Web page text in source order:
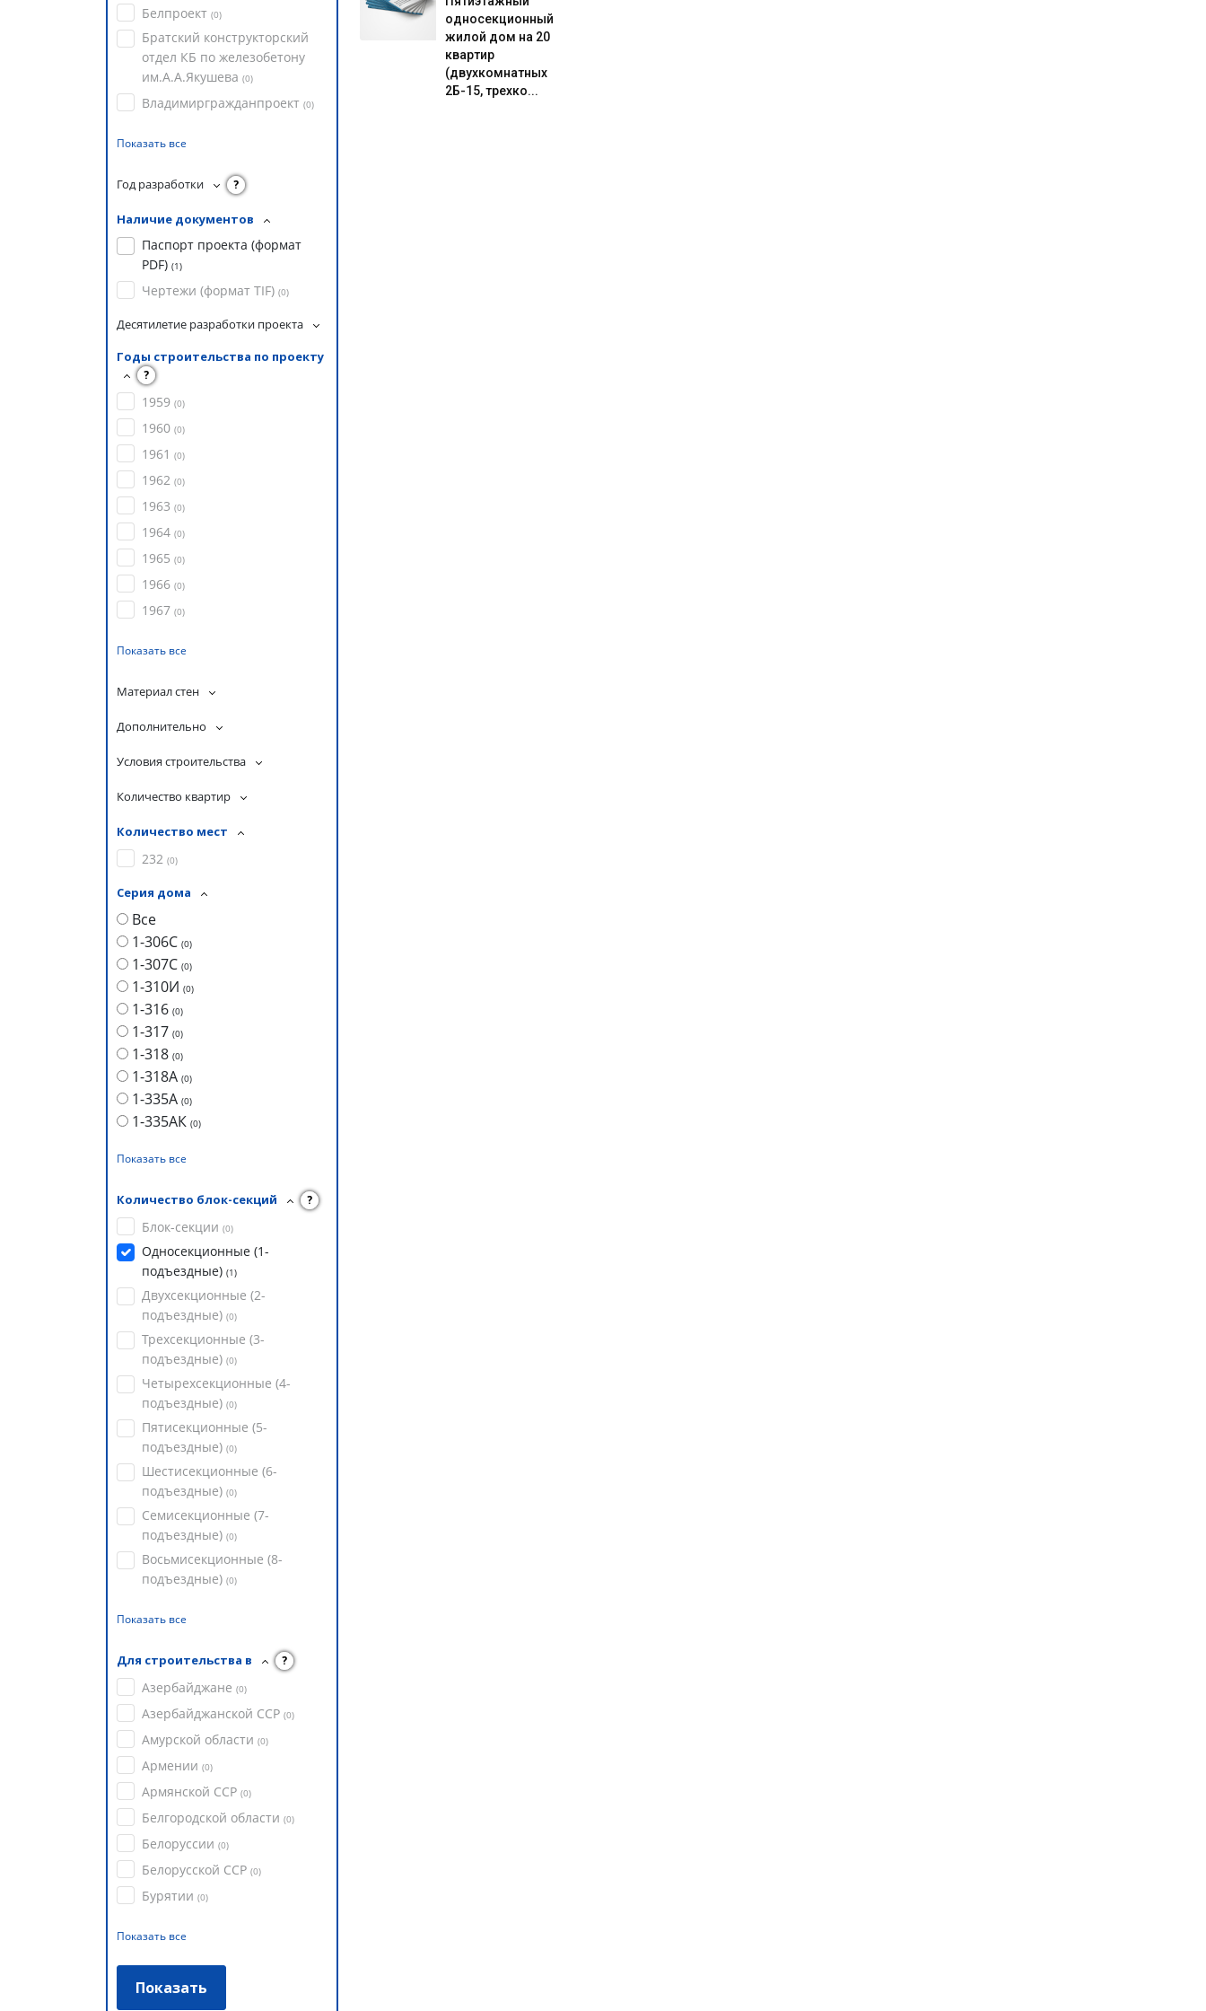
Белпроект (0)
Братский конструкторский
отдел КБ по железобетону
им.А.А.Якушева (0)
Владимиргражданпроект (0)
Показать все
Год разработки ?
Наличие документов
Паспорт проекта (формат
PDF) (1)
Чертежи (формат TIF) (0)
Десятилетие разработки проекта
Годы строительства по проекту
?
1959 (0)
1960 (0)
1961 (0)
1962 (0)
1963 (0)
1964 (0)
1965 (0)
1966 (0)
1967 (0)
Показать все
Материал стен
Дополнительно
Условия строительства
Количество квартир
Количество мест
232 (0)
Серия дома
Все
1-306С (0)
1-307С (0)
1-310И (0)
1-316 (0)
1-317 (0)
1-318 (0)
1-318А (0)
1-335А (0)
1-335АК (0)
Показать все
Количество блок-секций ?
Блок-секции (0)
Односекционные (1-
подъездные) (1)
Двухсекционные (2-
подъездные) (0)
Трехсекционные (3-
подъездные) (0)
Четырехсекционные (4-
подъездные) (0)
Пятисекционные (5-
подъездные) (0)
Шестисекционные (6-
подъездные) (0)
Семисекционные (7-
подъездные) (0)
Восьмисекционные (8-
подъездные) (0)
Показать все
Для строительства в ?
Азербайджане (0)
Азербайджанской ССР (0)
Амурской области (0)
Армении (0)
Армянской ССР (0)
Белгородской области (0)
Белоруссии (0)
Белорусской ССР (0)
Бурятии (0)
Показать все
односекционный
жилой дом на 20
квартир
(двухкомнатных
2Б-15, трехко...